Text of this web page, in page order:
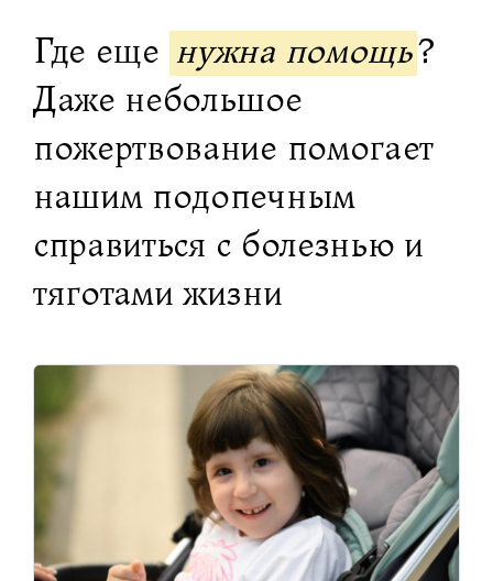
Где еще нужна помощь?
Даже небольшое
пожертвование помогает
нашим подопечным
справиться с болезнью и
тяготами жизни